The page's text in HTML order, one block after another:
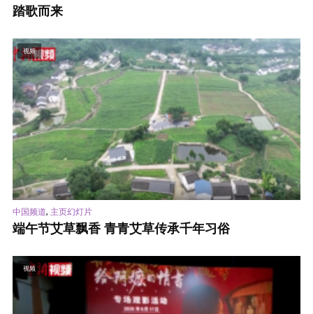
踏歌而来
视频
中国频道, 主页幻灯片
端午节艾草飘香 青青艾草传承千年习俗
视频